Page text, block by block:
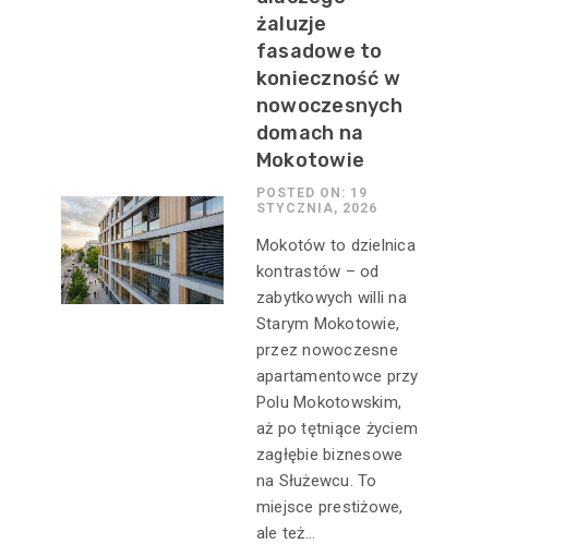
żaluzje
fasadowe to
konieczność w
nowoczesnych
domach na
Mokotowie
POSTED ON: 19
STYCZNIA, 2026
Mokotów to dzielnica
kontrastów – od
zabytkowych willi na
Starym Mokotowie,
przez nowoczesne
apartamentowce przy
Polu Mokotowskim,
aż po tętniące życiem
zagłębie biznesowe
na Służewcu. To
miejsce prestiżowe,
ale też...